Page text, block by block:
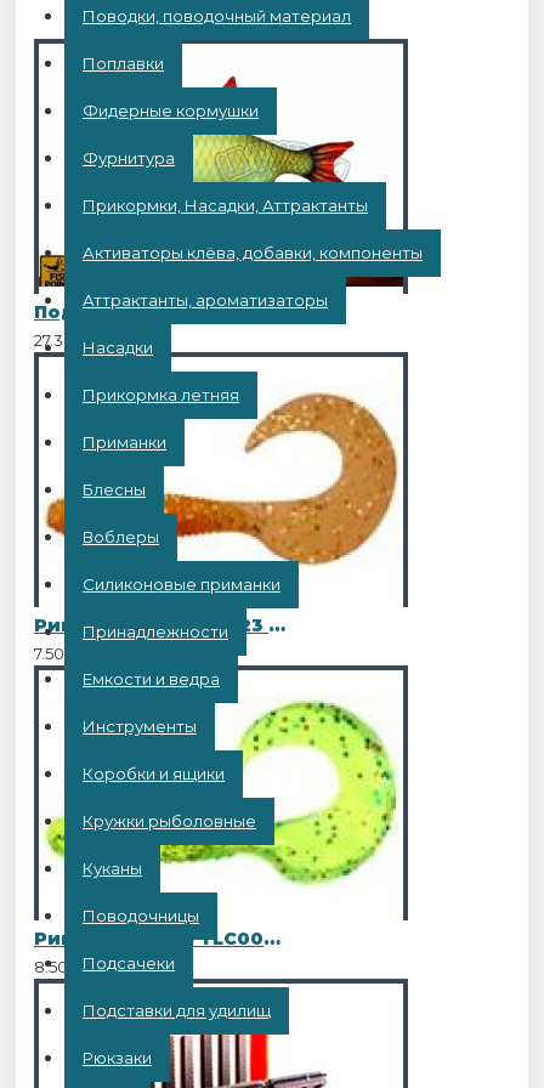
Поводки, поводочный материал
Поплавки
Фидерные кормушки
Фурнитура
Прикормки, Насадки, Аттрактанты
Активаторы клёва, добавки, компоненты
Аттрактанты, ароматизаторы
Насадки
Прикормка летняя
Приманки
Блесны
Воблеры
Силиконовые приманки
Принадлежности
Емкости и ведра
Инструменты
Коробки и ящики
Кружки рыболовные
Куканы
Поводочницы
Подсачеки
Подставки для удилищ
Рюкзаки
Подушка-антистресс Рыба "КРАСНОПЁРКА" бол.
27.30BYN
Рипер Twister 4 TL023 10шт
7.50BYN
Рипер Twister 5 TLC006 10шт
8.50BYN